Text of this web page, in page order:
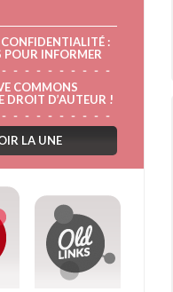
:
POUR INFORMER
COMMONS
DROIT D’AUTEUR !
LA UNE